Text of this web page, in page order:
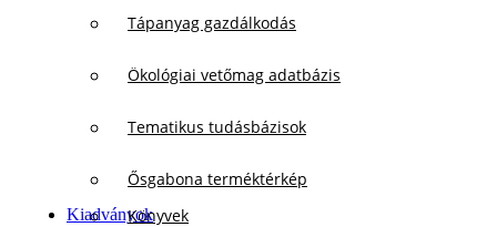
Tápanyag gazdálkodás
Ökológiai vetőmag adatbázis
Tematikus tudásbázisok
Ősgabona terméktérkép
KiadványokKönyvek